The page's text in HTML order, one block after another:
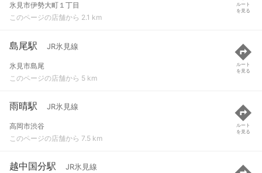
氷見市伊勢大町１丁目
このページの店舗から 2.1 km
ルート
を見る
島尾駅 JR氷見線
氷見市島尾
このページの店舗から 5 km
ルート
を見る
雨晴駅 JR氷見線
高岡市渋谷
このページの店舗から 7.5 km
ルート
を見る
越中国分駅 JR氷見線